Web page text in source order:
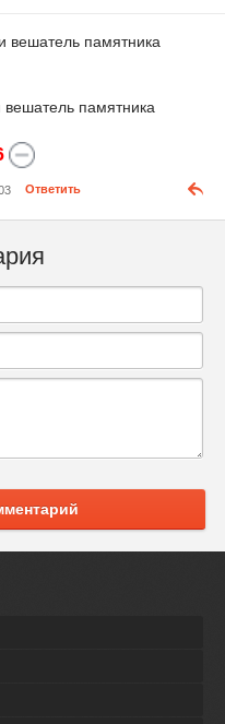
вешатель памятника
памятника
Ответить